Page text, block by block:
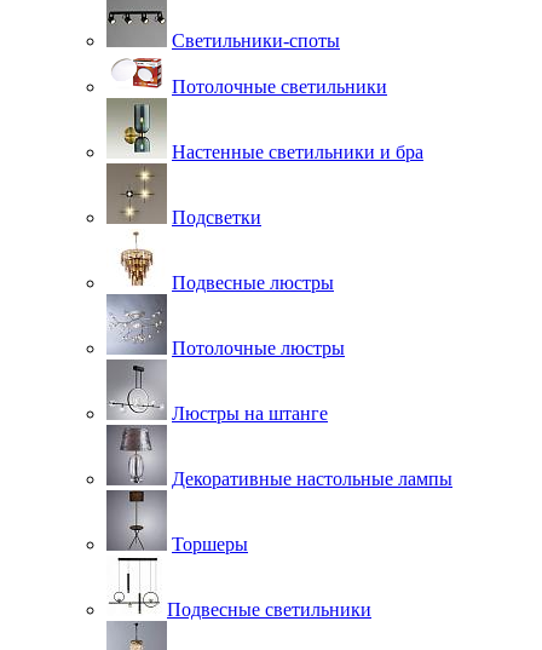
Светильники-споты
Потолочные светильники
Настенные светильники и бра
Подсветки
Подвесные люстры
Потолочные люстры
Люстры на штанге
Декоративные настольные лампы
Торшеры
Подвесные светильники